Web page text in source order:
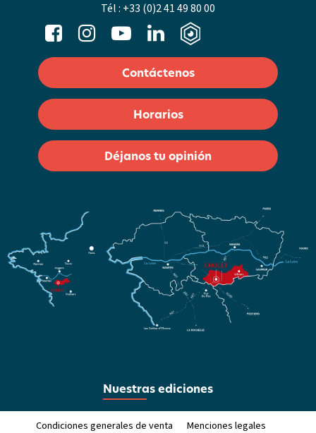
Tél : +33 (0)2 41 49 80 00
Contáctenos
Horarios
Déjanos tu opinión
Nuestras ediciones
Condiciones generales de venta
Menciones legales